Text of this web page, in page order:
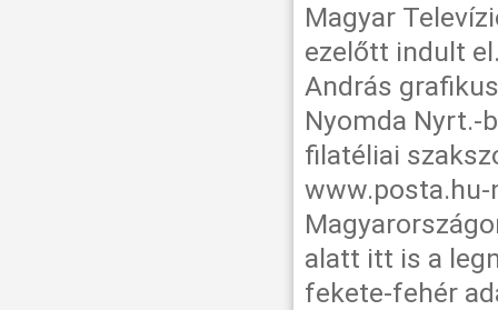
Magyar
ezelőtt indult
András
Nyomda Nyrt.-
filatéliai
www.posta.hu-
alatt itt is a
fekete-fehér